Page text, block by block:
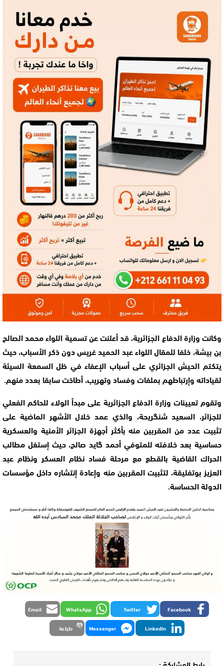
وكانت وزارة الدفاع الجزائرية، قد أعلنت عن تسمية اللواء محمد الصالح
بن بيشة، خلفا للمقال اللواء عبد الحميد غريس دون ذكر الأسباب، حيث
يتكتم الحيش الجزائري على أسباب الإعفاء في ظل السمعة السيئة
لقياداته وإرتباطهم بملفات وفساد وتهريب، أطاخت سابقا بعدد منهم.
وتقوم تعيينات وزارة الدفاع الجزائرية على مبدأ الولاء للحاكم الفعلي
للجزائر، السعيد شنگريحة، والذي عمد خلال الأشهر الماضية على
تثبيت عدد من المقربين منه بأكثر أجهزة الجزائر الأمنية والعسكرية
حساسية بعد خلافته للمتوفي أحمد گايد صالح، حيث إستغل مطالب
الحراك القاضية بالقطع مع مرحلة فساد نظام العسكر ونظام عبد
العزيز بوتفليقة، لتثبيت المقربين منه وإعادة إنتشاره داخل مؤسسات
الدولة الحساسة.
Facebook
Twitter
WhatsApp
Email
LinkedIn
Messenger طباعة